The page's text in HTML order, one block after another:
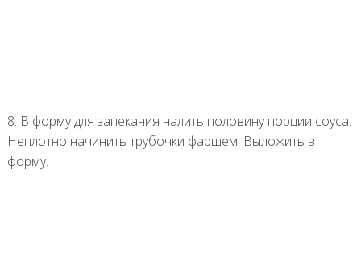
8. В форму для запекания налить половину порции соуса.
Неплотно начинить трубочки фаршем. Выложить в
форму.